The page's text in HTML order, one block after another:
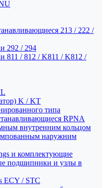
213 / 222 /
292 / 294
811 / 812 / K811 / K812 /
K / KT
типа
RPNA
внутренним кольцом
наружним
и комплектующие
подшипники и узлы в
ECY / STC